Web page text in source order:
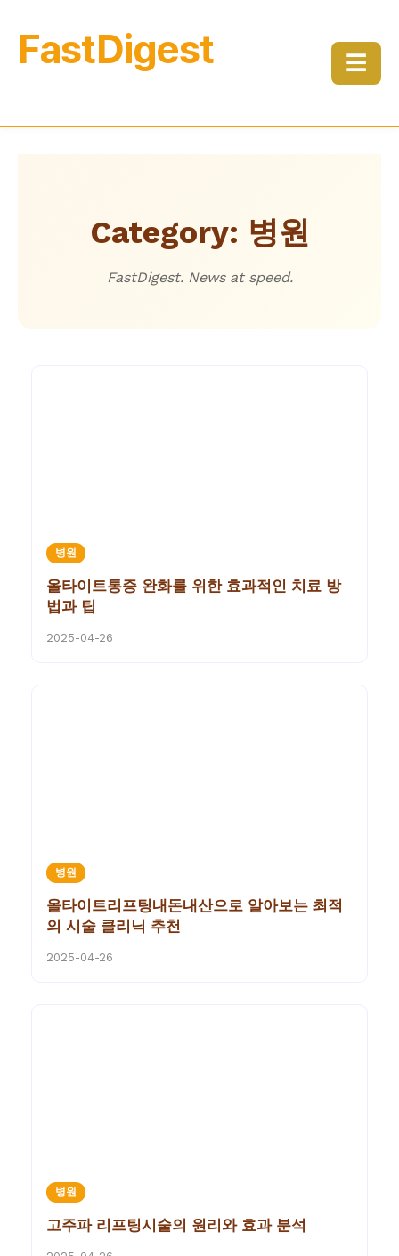
FastDigest ☰
Category: 병원
FastDigest. News at speed.
병원
올타이트통증 완화를 위한 효과적인 치료 방
법과 팁
2025-04-26
병원
올타이트리프팅내돈내산으로 알아보는 최적
의 시술 클리닉 추천
2025-04-26
병원
고주파 리프팅시술의 원리와 효과 분석